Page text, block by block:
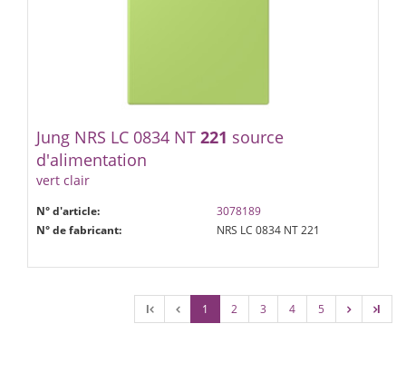
Jung NRS LC 0834 NT 221 source
d'alimentation
vert clair
N° d'article:
3078189
N° de fabricant:
NRS LC 0834 NT 221
l 1 2 3 4 5 l